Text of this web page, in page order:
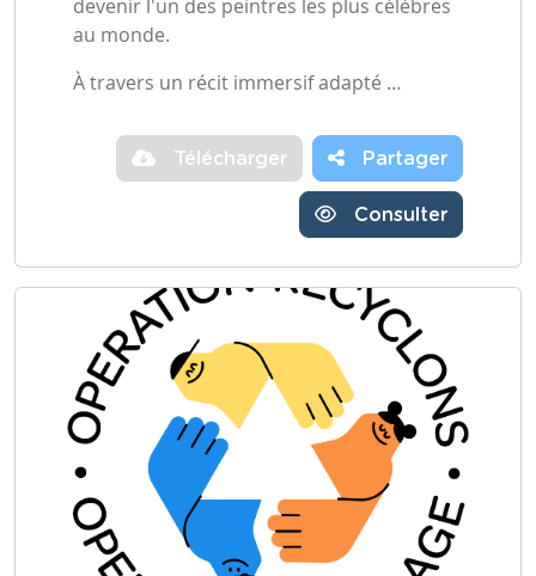
devenir l'un des peintres les plus célèbres
au monde.
À travers un récit immersif adapté …
Télécharger Partager
Consulter